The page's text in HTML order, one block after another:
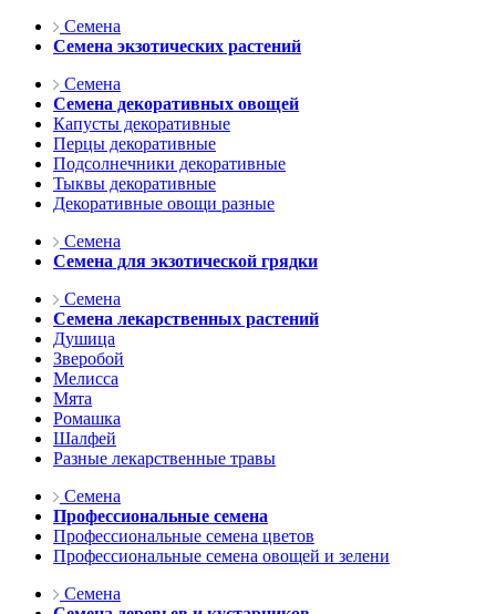
Семена
Семена экзотических растений
Семена
Семена декоративных овощей
Капусты декоративные
Перцы декоративные
Подсолнечники декоративные
Тыквы декоративные
Декоративные овощи разные
Семена
Семена для экзотической грядки
Семена
Семена лекарственных растений
Душица
Зверобой
Мелисса
Мята
Ромашка
Шалфей
Разные лекарственные травы
Семена
Профессиональные семена
Профессиональные семена цветов
Профессиональные семена овощей и зелени
Семена